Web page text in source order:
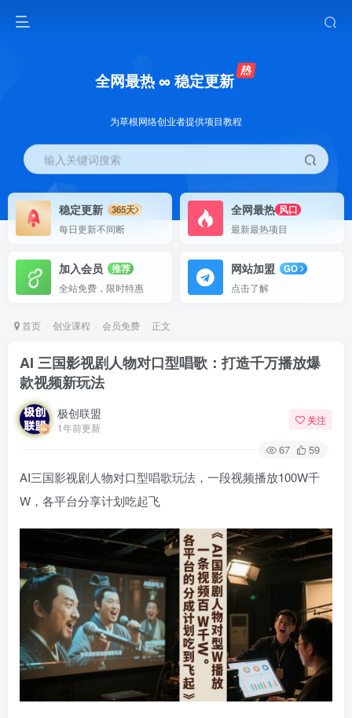
全网最热 ∞ 稳定更新
为草根网络创业者提供项目教程
输入关键词搜索
稳定更新
365天
每日更新不间断
全网最热 风口
最新最热项目
加入会员
推荐
全站免费，限时特惠
网站加盟
GO
点击了解
首页 创业课程 会员免费 正文
AI 三国影视剧人物对口型唱歌：打造千万播放爆
款视频新玩法
极创联盟
1年前更新
关注
67 59
AI三国影视剧人物对口型唱歌玩法，一段视频播放100W千
W，各平台分享计划吃起飞